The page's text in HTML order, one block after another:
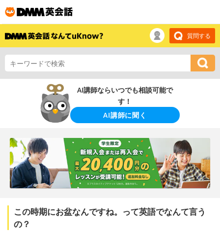
質問する
AI講師ならいつでも相談可能で
す！
AI講師に聞く
この時期にお盆なんですね。って英語でなんて言う
の？